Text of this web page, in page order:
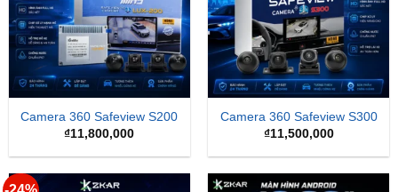
Camera 360 Safeview S200
₫11,800,000
Camera 360 Safeview S300
₫11,500,000